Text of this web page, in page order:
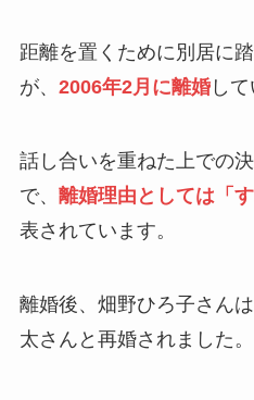
距離を置くために別居に
が、 2006年2月に離婚して
話し合いを重ねた上での
で、 離婚理由としては「
表されています。
離婚後、畑野ひろ子さん
太さんと再婚されました。